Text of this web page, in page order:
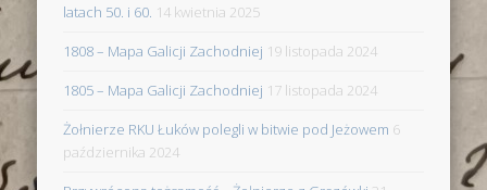
latach 50. i 60. 14 kwietnia 2025
1808 – Mapa Galicji Zachodniej 19 listopada 2024
1805 – Mapa Galicji Zachodniej 17 listopada 2024
Żołnierze RKU Łuków polegli w bitwie pod Jeżowem 6
października 2024